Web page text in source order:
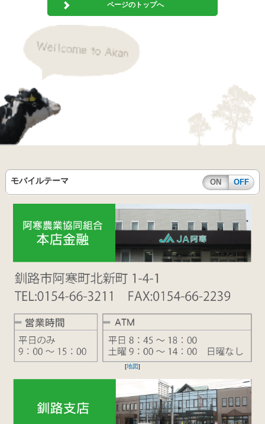
ページのトップへ
モバイルテーマ ON OFF
[地図]